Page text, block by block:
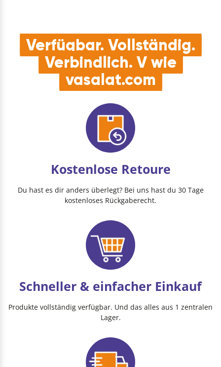
Verfügbar. Vollständig.
Verbindlich. V wie
vasalat.com
Kostenlose Retoure
Du hast es dir anders überlegt? Bei uns hast du 30 Tage
kostenloses Rückgaberecht.
Schneller & einfacher Einkauf
Produkte vollständig verfügbar. Und das alles aus 1 zentralen
Lager.